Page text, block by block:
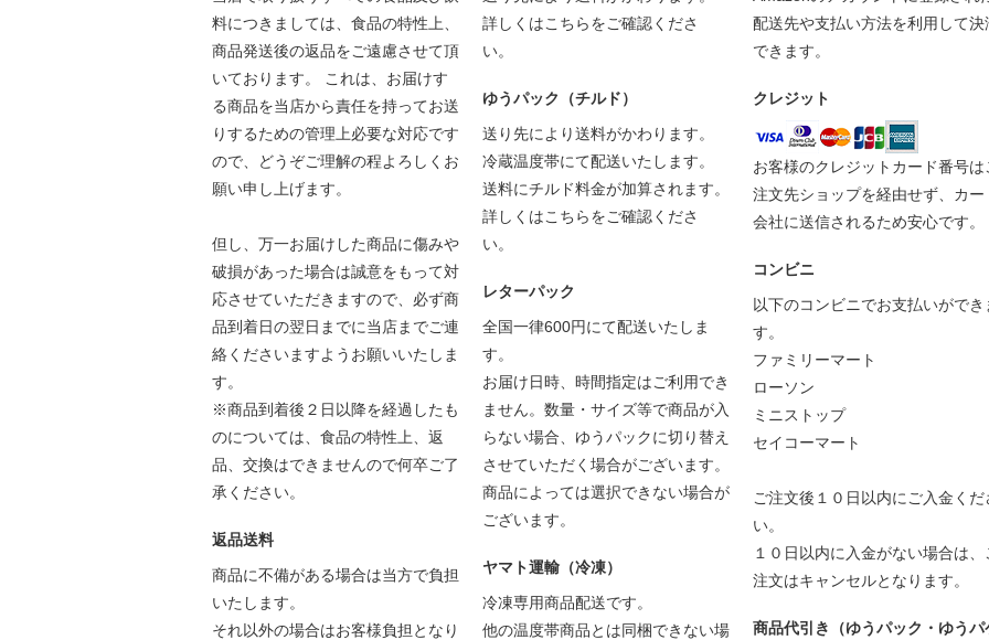
料につきましては、食品の特性上、
商品発送後の返品をご遠慮させて頂
いております。 これは、お届けす
る商品を当店から責任を持ってお送
りするための管理上必要な対応です
ので、どうぞご理解の程よろしくお
願い申し上げます。
但し、万一お届けした商品に傷みや
破損があった場合は誠意をもって対
応させていただきますので、必ず商
品到着日の翌日までに当店までご連
絡くださいますようお願いいたしま
す。
※商品到着後２日以降を経過したも
のについては、食品の特性上、返
品、交換はできませんので何卒ご了
承ください。
返品送料
商品に不備がある場合は当方で負担
いたします。
それ以外の場合はお客様負担となり
詳しくはこちらをご確認くださ
い。
ゆうパック（チルド）
送り先により送料がかわります。
冷蔵温度帯にて配送いたします。
送料にチルド料金が加算されます。
詳しくはこちらをご確認くださ
い。
レターパック
全国一律600円にて配送いたしま
す。
お届け日時、時間指定はご利用でき
ません。数量・サイズ等で商品が入
らない場合、ゆうパックに切り替え
させていただく場合がございます。
商品によっては選択できない場合が
ございます。
ヤマト運輸（冷凍）
冷凍専用商品配送です。
他の温度帯商品とは同梱できない場
配送先や支払い方法を利用して決
できます。
クレジット
お客様のクレジットカード番号は
注文先ショップを経由せず、カー
会社に送信されるため安心です。
コンビニ
以下のコンビニでお支払いができ
す。
ファミリーマート
ローソン
ミニストップ
セイコーマート
ご注文後１０日以内にご入金くだ
い。
１０日以内に入金がない場合は、
注文はキャンセルとなります。
商品代引き（ゆうパック・ゆうパ